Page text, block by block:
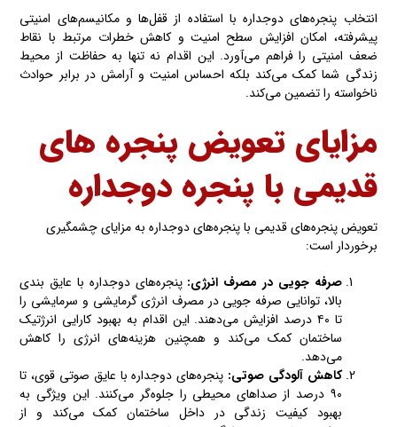
انتخاب پنجره‌های دوجداره با استفاده از قفل‌ها و مکانیسم‌های امنیتی
پیشرفته، امکان افزایش سطح امنیت و کاهش خطرات مرتبط با نقاط
ضعف امنیتی را فراهم می‌آورد. این اقدام نه تنها به حفاظت از محیط
زندگی شما کمک می‌کند بلکه احساس امنیت و آرامش در برابر حوادث
ناخواسته را تضمین می‌کند.
مزایای تعویض پنجره های
قدیمی با پنجره دوجداره
تعویض پنجره‌های قدیمی با پنجره‌های دوجداره به مزایای چشمگیری
برخوردار است:
صرفه جویی در مصرف انرژی: پنجره‌های دوجداره با عایق بندی
بالا، توانایی صرفه جویی در مصرف انرژی گرمایشی و سرمایشی را
تا ۴۰ درصد افزایش می‌دهند. این اقدام به بهبود کارایی انرژتیک
ساختمان کمک می‌کند و همچنین هزینه‌های انرژی را کاهش
می‌دهد.
کاهش آلودگی صوتی: پنجره‌های دوجداره با عایق صوتی قوی، تا
۹۰ درصد از صداهای محیطی را جلوه‌گر می‌کنند. این ویژگی به
بهبود کیفیت زندگی در داخل ساختمان کمک می‌کند و از